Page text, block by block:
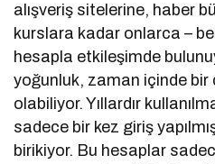
alışveriş sitelerine, haber
kurslara kadar onlarca –
hesapla etkileşimde
yoğunluk, zaman içinde bir
olabiliyor. Yıllardır
sadece bir kez giriş
birikiyor. Bu hesaplar